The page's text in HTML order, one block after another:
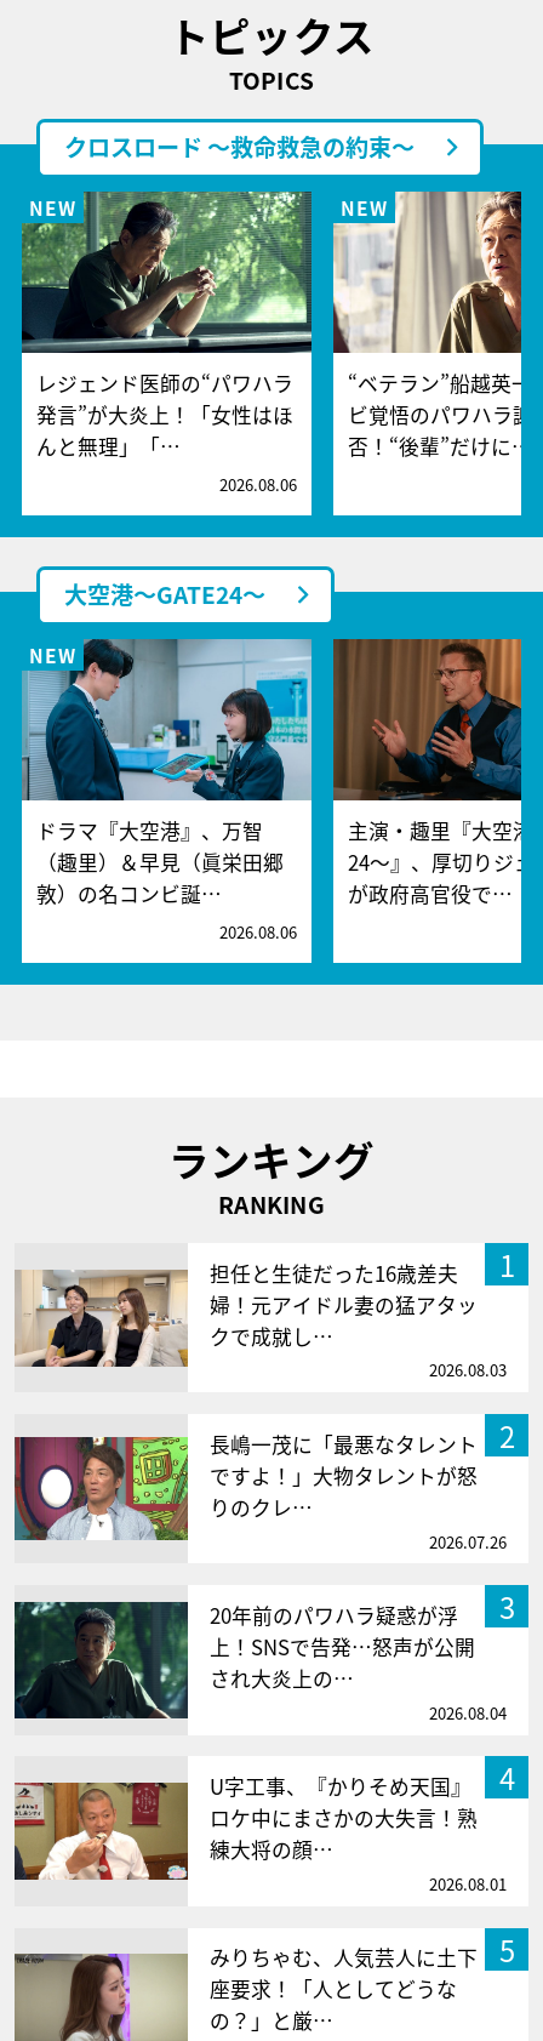
トピックス
TOPICS
クロスロード ～救命救急の約束～
レジェンド医師の“パワハラ
発言”が大炎上！「女性はほ
んと無理」「…
2026.08.06
“ベテラン”船越英一
ビ覚悟のパワハラ謝
否！“後輩”だけに…
大空港～GATE24～
ドラマ『大空港』、万智
（趣里）＆早見（眞栄田郷
敦）の名コンビ誕…
2026.08.06
主演・趣里『大空港
24～』、厚切りジェ
が政府高官役で…
ランキング
RANKING
1
担任と生徒だった16歳差夫
婦！元アイドル妻の猛アタッ
クで成就し…
2026.08.03
2
長嶋一茂に「最悪なタレント
ですよ！」大物タレントが怒
りのクレ…
2026.07.26
3
20年前のパワハラ疑惑が浮
上！SNSで告発…怒声が公開
され大炎上の…
2026.08.04
4
U字工事、『かりそめ天国』
ロケ中にまさかの大失言！熟
練大将の顔…
2026.08.01
5
みりちゃむ、人気芸人に土下
座要求！「人としてどうな
の？」と厳…